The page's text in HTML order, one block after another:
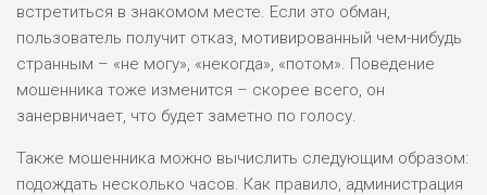
встретиться в знакомом месте. Если это обман,
пользователь получит отказ, мотивированный чем-нибудь
странным – «не могу», «некогда», «потом». Поведение
мошенника тоже изменится – скорее всего, он
занервничает, что будет заметно по голосу.
Также мошенника можно вычислить следующим образом:
подождать несколько часов. Как правило, администрация